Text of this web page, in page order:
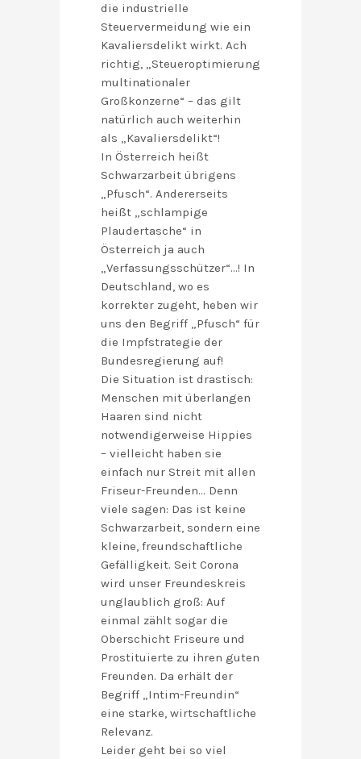
die industrielle
Steuervermeidung wie ein
Kavaliersdelikt wirkt. Ach
richtig, „Steueroptimierung
multinationaler
Großkonzerne“ – das gilt
natürlich auch weiterhin
als „Kavaliersdelikt“!
In Österreich heißt
Schwarzarbeit übrigens
„Pfusch“. Andererseits
heißt „schlampige
Plaudertasche“ in
Österreich ja auch
„Verfassungsschützer“…! In
Deutschland, wo es
korrekter zugeht, heben wir
uns den Begriff „Pfusch“ für
die Impfstrategie der
Bundesregierung auf!
Die Situation ist drastisch:
Menschen mit überlangen
Haaren sind nicht
notwendigerweise Hippies
– vielleicht haben sie
einfach nur Streit mit allen
Friseur-Freunden… Denn
viele sagen: Das ist keine
Schwarzarbeit, sondern eine
kleine, freundschaftliche
Gefälligkeit. Seit Corona
wird unser Freundeskreis
unglaublich groß: Auf
einmal zählt sogar die
Oberschicht Friseure und
Prostituierte zu ihren guten
Freunden. Da erhält der
Begriff „Intim-Freundin“
eine starke, wirtschaftliche
Relevanz.
Leider geht bei so viel